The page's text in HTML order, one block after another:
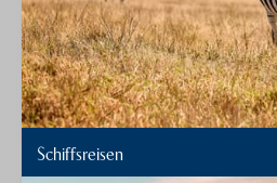
Schiffsreisen